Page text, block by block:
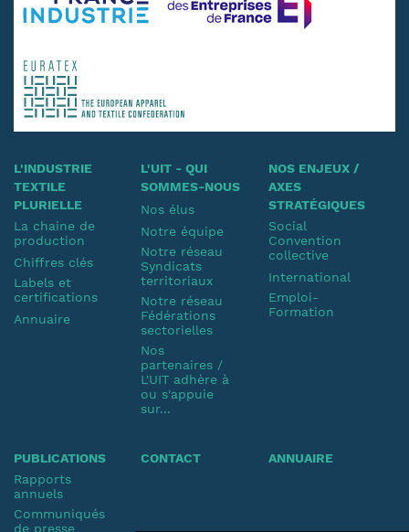
L'INDUSTRIE
TEXTILE
PLURIELLE
La chaine de
production
Chiffres clés
Labels et
certifications
Annuaire
L'UIT - QUI
SOMMES-NOUS
Nos élus
Notre équipe
Notre réseau
Syndicats
territoriaux
Notre réseau
Fédérations
sectorielles
Nos
partenaires /
L'UIT adhère à
ou s'appuie
sur...
NOS ENJEUX /
AXES
STRATÉGIQUES
Social
Convention
collective
International
Emploi-
Formation
PUBLICATIONS
Rapports
annuels
Communiqués
de presse
CONTACT ANNUAIRE